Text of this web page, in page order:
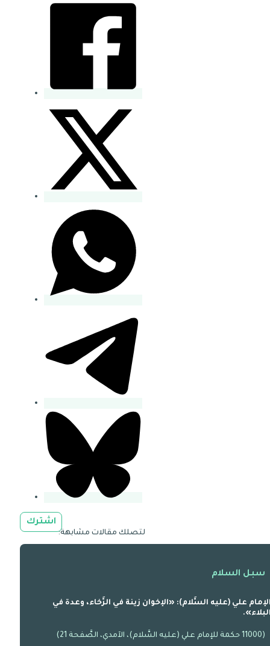
اشترك
لتصلك مقالات مشابهة:
سبل السلام
علي (عليه السَّلام): «الإخوان زينة في الرَّخاء، وعدة في
(11000 حكمة للإمام علي (عليه السَّلام)، الآمدي، الصَّفحة 21)